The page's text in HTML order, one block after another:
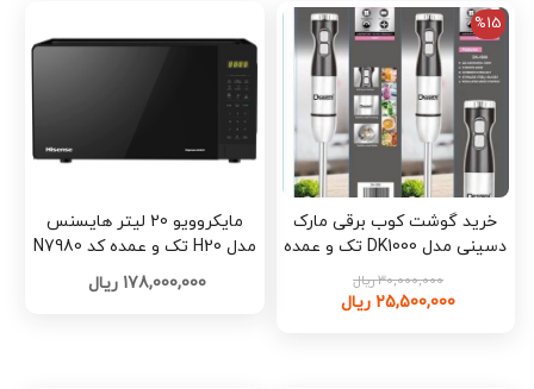
%15
خرید گوشت کوب برقی مارک
دسینی مدل DK1000 تک و عمده
30,000,000 ریال
25,500,000 ریال
مایکروویو 20 لیتر هایسنس
مدل H20 تک و عمده کد N7980
178,000,000 ریال